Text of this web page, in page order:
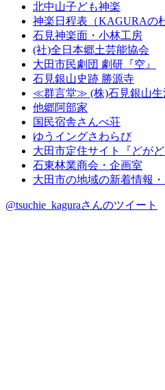
北中山子ども神楽
神楽日程表（KAGURAの
石見神楽面・小林工房
(社)全日本郷土芸能協会
大田市民劇団 劇研『空』
石見銀山史跡 勝源寺
≪群言堂≫ (株)石見銀山生
他郷阿部家
国民宿舎さんべ荘
ゆうイングさわらび
大田市定住サイト『どがど
石東林業商会・企画室
大田市の地域の新着情報
@tsuchie_kaguraさんのツイート